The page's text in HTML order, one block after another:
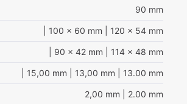
90 mm
| 100 x 60 mm | 120 x 54 mm
| 90 x 42 mm | 114 x 48 mm
| 15,00 mm | 13,00 mm | 13.00 mm
2,00 mm | 2.00 mm